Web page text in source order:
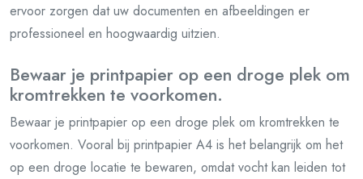
ervoor zorgen dat uw documenten en afbeeldingen er
professioneel en hoogwaardig uitzien.
Bewaar je printpapier op een droge plek om
kromtrekken te voorkomen.
Bewaar je printpapier op een droge plek om kromtrekken te
voorkomen. Vooral bij printpapier A4 is het belangrijk om het
op een droge locatie te bewaren, omdat vocht kan leiden tot